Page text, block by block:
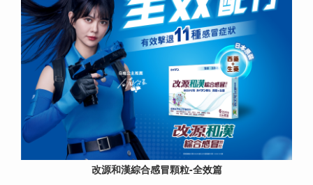
改源和漢綜合感冒顆粒-全效篇